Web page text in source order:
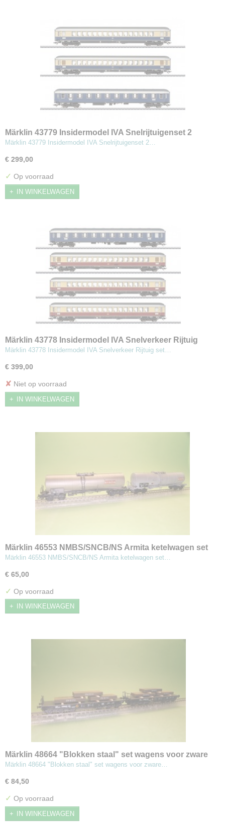
Märklin 43779 Insidermodel IVA Snelrijtuigenset 2
Märklin 43779 Insidermodel IVA Snelrijtuigenset 2…
€ 299,00
✓ Op voorraad
IN WINKELWAGEN
Märklin 43778 Insidermodel IVA Snelverkeer Rijtuig
set 1
Märklin 43778 Insidermodel IVA Snelverkeer Rijtuig set…
€ 399,00
✘ Niet op voorraad
IN WINKELWAGEN
Märklin 46553 NMBS/SNCB/NS Armita ketelwagen set
Märklin 46553 NMBS/SNCB/NS Armita ketelwagen set…
€ 65,00
✓ Op voorraad
IN WINKELWAGEN
Märklin 48664 "Blokken staal" set wagens voor zware
lasten
Märklin 48664 "Blokken staal" set wagens voor zware…
€ 84,50
✓ Op voorraad
IN WINKELWAGEN